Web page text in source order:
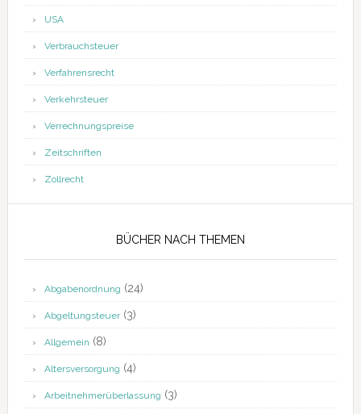
USA
Verbrauchsteuer
Verfahrensrecht
Verkehrsteuer
Verrechnungspreise
Zeitschriften
Zollrecht
BÜCHER NACH THEMEN
Abgabenordnung (24)
Abgeltungsteuer(3)
Allgemein (8)
Altersversorgung (4)
Arbeitnehmerüberlassung (3)